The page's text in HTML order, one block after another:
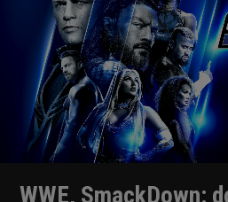
WWE, SmackDown: